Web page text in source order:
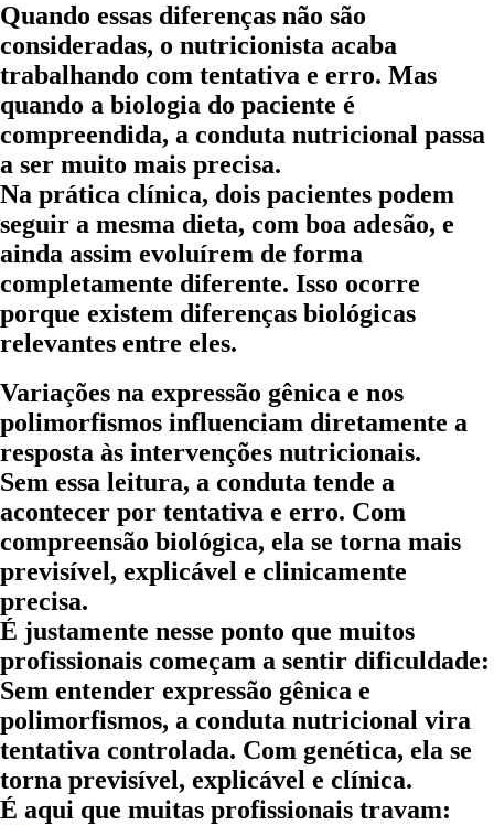
Quando essas diferenças não são
consideradas, o nutricionista acaba
trabalhando com tentativa e erro. Mas
quando a biologia do paciente é
compreendida, a conduta nutricional passa
a ser muito mais precisa.
Na prática clínica, dois pacientes podem
seguir a mesma dieta, com boa adesão, e
ainda assim evoluírem de forma
completamente diferente. Isso ocorre
porque existem diferenças biológicas
relevantes entre eles.
Variações na expressão gênica e nos
polimorfismos influenciam diretamente a
resposta às intervenções nutricionais.
Sem essa leitura, a conduta tende a
acontecer por tentativa e erro. Com
compreensão biológica, ela se torna mais
previsível, explicável e clinicamente
precisa.
É justamente nesse ponto que muitos
profissionais começam a sentir dificuldade:
Sem entender expressão gênica e
polimorfismos, a conduta nutricional vira
tentativa controlada. Com genética, ela se
torna previsível, explicável e clínica.
É aqui que muitas profissionais travam: